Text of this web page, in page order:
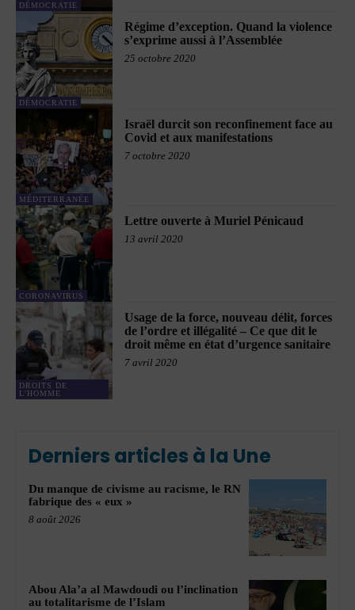
DÉMOCRATIE
DÉMOCRATIE
Régime d’exception. Quand la violence
s’exprime aussi à l’Assemblée
25 octobre 2020
MÉDITERRANÉE
Israël durcit son reconfinement face au
Covid et aux manifestations
7 octobre 2020
CORONAVIRUS
Lettre ouverte à Muriel Pénicaud
13 avril 2020
DROITS DE
L'HOMME
Usage de la force, nouveau délit, forces
de l’ordre et illégalité – Ce que dit le
droit même en état d’urgence sanitaire
7 avril 2020
Derniers articles à la Une
Du manque de civisme au racisme, le RN
fabrique des « eux »
8 août 2026
Abou Ala’a al Mawdoudi ou l’inclination
au totalitarisme de l’Islam